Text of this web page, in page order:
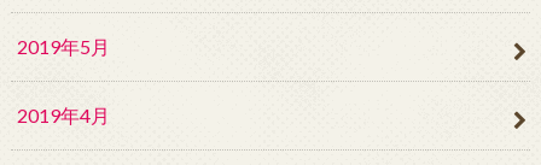
2019年5月
2019年4月